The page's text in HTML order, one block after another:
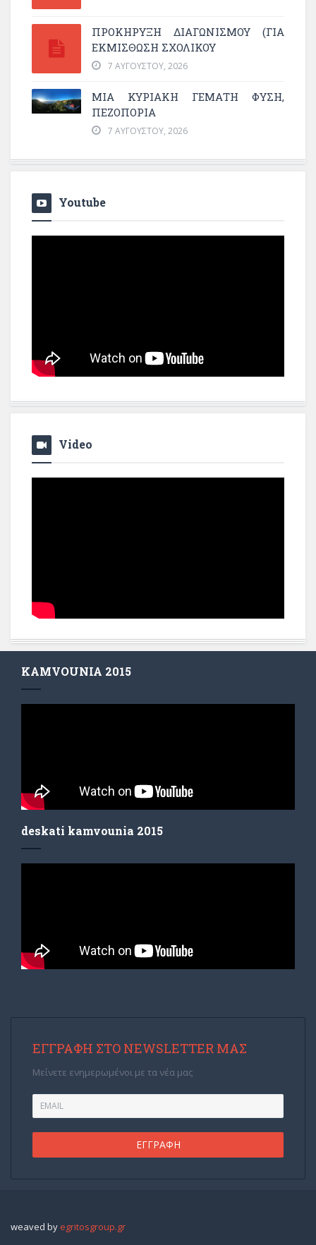
ΠΡΟΚΗΡΥΞΗ ΔΙΑΓΩΝΙΣΜΟΥ (ΓΙΑ
ΕΚΜΊΣΘΩΣΗ ΣΧΟΛΙΚΟΎ
7 ΑΥΓΟΎΣΤΟΥ, 2026
ΜΙΑ ΚΥΡΙΑΚΉ ΓΕΜΆΤΗ ΦΎΣΗ,
ΠΕΖΟΠΟΡΊΑ
7 ΑΥΓΟΎΣΤΟΥ, 2026
Youtube
Video
KAMVOUNIA 2015
deskati kamvounia 2015
ΕΓΓΡΑΦΉ ΣΤΟ NEWSLETTER ΜΑΣ
Μείνετε ενημερωμένοι με τα νέα μας
weaved by egritosgroup.gr